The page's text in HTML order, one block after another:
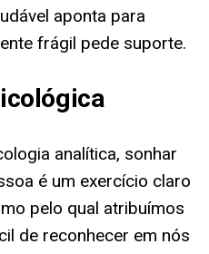
aponta para
frágil pede suporte.
analítica, sonhar
é um exercício claro
pelo qual atribuímos
de reconhecer em nós